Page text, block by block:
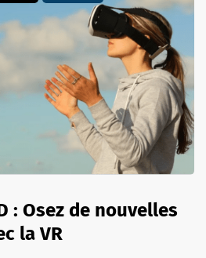
: Osez de nouvelles
la VR